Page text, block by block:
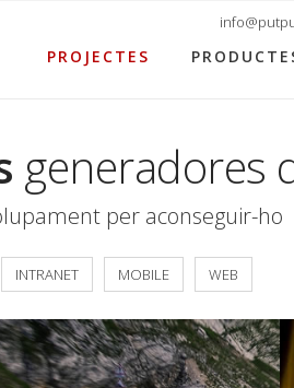
PROJECTES
generadores
per aconseguir-ho
INTRANET MOBILE WEB